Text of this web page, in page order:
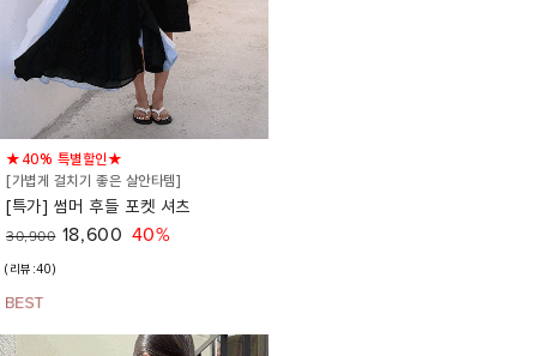
★40% 특별할인★
[가볍게 걸치기 좋은 살안타템]
[특가] 썸머 후들 포켓 셔츠
30,900 18,600 40%
(리뷰:40)